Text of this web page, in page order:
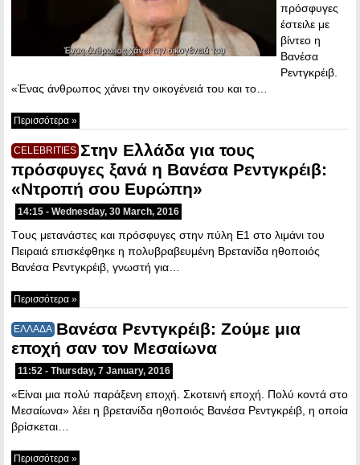
πρόσφυγες
έστειλε με
βίντεο η
Βανέσα
Ρεντγκρέιβ.
«Ένας άνθρωπος χάνει την οικογένειά του και το…
Περισσότερα »
CELEBRITIES Στην Ελλάδα για τους
πρόσφυγες ξανά η Βανέσα Ρεντγκρέιβ:
«Ντροπή σου Ευρώπη»
14:15 - Wednesday, 30 March, 2016
Tους μετανάστες και πρόσφυγες στην πύλη Ε1 στο λιμάνι του
Πειραιά επισκέφθηκε η πολυβραβευμένη Βρετανίδα ηθοποιός
Βανέσα Ρεντγκρέιβ, γνωστή για…
Περισσότερα »
ΕΛΛΑΔΑ Bανέσα Ρεντγκρέιβ: Ζούμε μια
εποχή σαν τον Μεσαίωνα
11:52 - Thursday, 7 January, 2016
«Είναι μια πολύ παράξενη εποχή. Σκοτεινή εποχή. Πολύ κοντά στο
Μεσαίωνα» λέει η βρετανίδα ηθοποιός Βανέσα Ρεντγκρέιβ, η οποία
βρίσκεται…
Περισσότερα »